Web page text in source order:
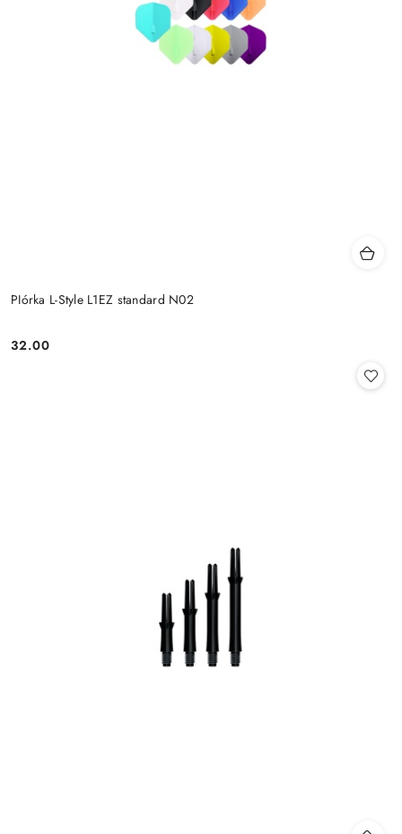
PIórka L-Style L1EZ standard N02
Cena:
32.00